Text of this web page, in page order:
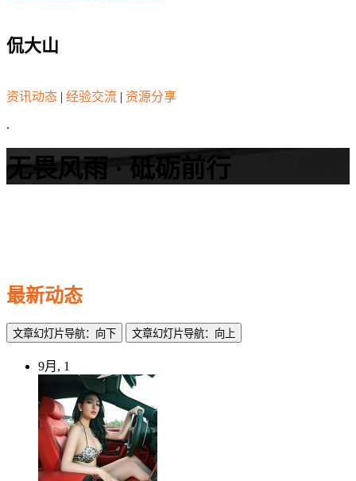
侃大山
资讯动态 | 经验交流 | 资源分享
.
无畏风雨 · 砥砺前行
最新动态
文章幻灯片导航：向下 文章幻灯片导航：向上
9月, 1